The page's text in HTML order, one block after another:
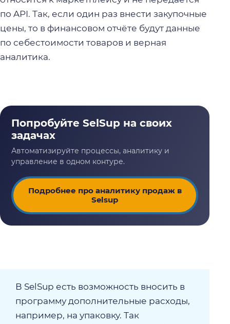
по API. Так, если один раз внести закупочные
цены, то в финансовом отчёте будут данные
по себестоимости товаров и верная
аналитика.
Подробнее про аналитику продаж в
Selsup
В SelSup есть возможность вносить в
программу дополнительные расходы,
например, на упаковку. Так